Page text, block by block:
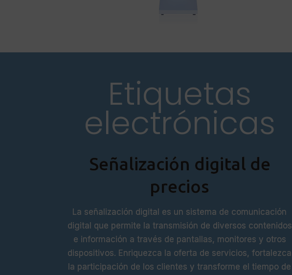
Etiquetas
electrónicas
Señalización digital de
precios
La señalización digital es un sistema de comunicación
digital que permite la transmisión de diversos contenidos
e información a través de pantallas, monitores y otros
dispositivos. Enriquezca la oferta de servicios, fortalezca
la participación de los clientes y transforme el tiempo de